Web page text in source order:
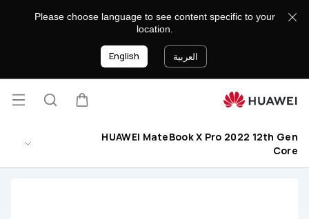
MateBook
Gen
دعم
Please choose language to see content specific to your
location.
العربية English
فتح
HUAWEI MateBook X Pro 2022 12th Gen
Core